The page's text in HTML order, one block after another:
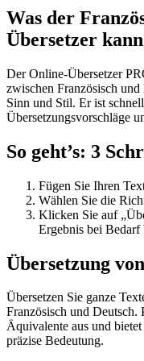
Was der
Übersetzer kann
Der Online-Übersetzer
zwischen Französisch
Sinn und Stil. Er ist
Übersetzungsvorschläge
So geht’s: 3
Fügen Sie Ihren
Wählen Sie die
Klicken Sie auf
Ergebnis bei Bedarf
Übersetzung
Übersetzen Sie ganze
Französisch und
Äquivalente aus und
präzise Bedeutung.